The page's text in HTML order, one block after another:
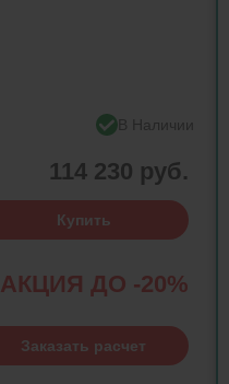
В Наличии
114 230 руб.
Купить
АКЦИЯ ДО -20%
Заказать расчет